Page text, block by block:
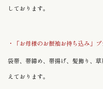
しております。
・「お母様のお振袖お持ち込み」
袋帯、帯締め、帯揚げ、髪飾り、
えております。